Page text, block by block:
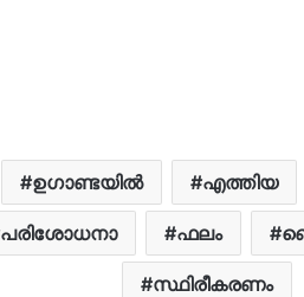
ഉഗാണ്ടയിൽ എത്തിയ
പരിശോധനാ ഫലം
സ്ഥിരീകരണം